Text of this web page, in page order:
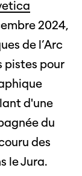
2024,
de l’Arc
pistes pour
d'une
du
des
le Jura.